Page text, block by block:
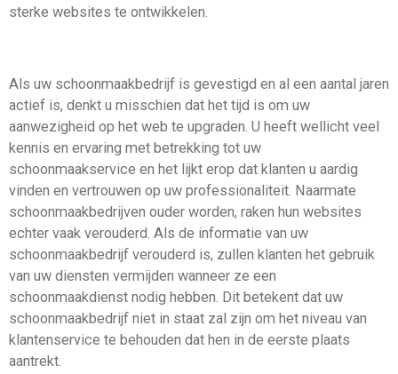
sterke websites te ontwikkelen.
Als uw schoonmaakbedrijf is gevestigd en al een aantal jaren
actief is, denkt u misschien dat het tijd is om uw
aanwezigheid op het web te upgraden. U heeft wellicht veel
kennis en ervaring met betrekking tot uw
schoonmaakservice en het lijkt erop dat klanten u aardig
vinden en vertrouwen op uw professionaliteit. Naarmate
schoonmaakbedrijven ouder worden, raken hun websites
echter vaak verouderd. Als de informatie van uw
schoonmaakbedrijf verouderd is, zullen klanten het gebruik
van uw diensten vermijden wanneer ze een
schoonmaakdienst nodig hebben. Dit betekent dat uw
schoonmaakbedrijf niet in staat zal zijn om het niveau van
klantenservice te behouden dat hen in de eerste plaats
aantrekt.